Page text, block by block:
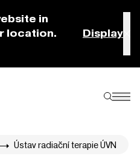
in
location.
Display
Ústav radiační terapie ÚVN